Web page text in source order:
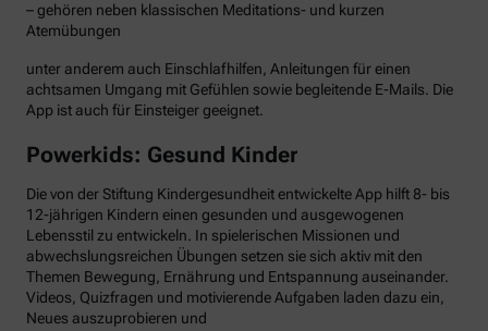
– gehören neben klassischen Meditations- und kurzen
Atemübungen
unter anderem auch Einschlafhilfen, Anleitungen für einen
achtsamen Umgang mit Gefühlen sowie begleitende E-Mails. Die
App ist auch für Einsteiger geeignet.
Powerkids: Gesund Kinder
Die von der Stiftung Kindergesundheit entwickelte App hilft 8- bis
12-jährigen Kindern einen gesunden und ausgewogenen
Lebensstil zu entwickeln. In spielerischen Missionen und
abwechslungsreichen Übungen setzen sie sich aktiv mit den
Themen Bewegung, Ernährung und Entspannung auseinander.
Videos, Quizfragen und motivierende Aufgaben laden dazu ein,
Neues auszuprobieren und